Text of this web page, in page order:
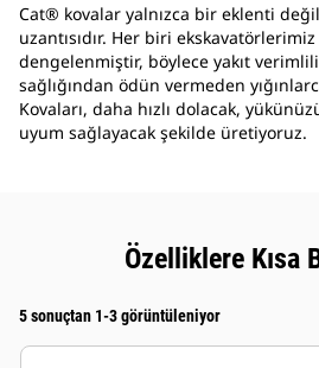
Cat® kovalar yalnızca bir eklenti
uzantısıdır. Her biri
dengelenmiştir, böylece yakıt
sağlığından ödün vermeden
Kovaları, daha hızlı dolacak,
uyum sağlayacak şekilde üretiyoruz.
Özelliklere Kısa
5 sonuçtan 1-3 görüntüleniyor